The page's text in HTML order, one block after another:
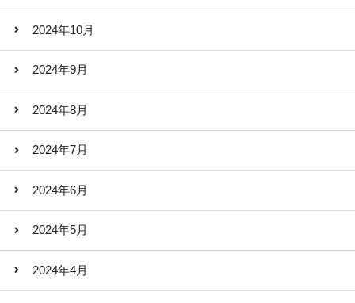
2024年10月
2024年9月
2024年8月
2024年7月
2024年6月
2024年5月
2024年4月